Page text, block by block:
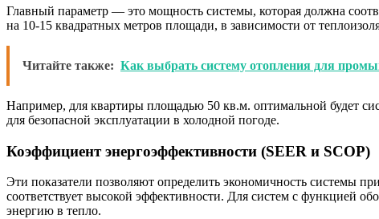
Главный параметр — это мощность системы, которая должна
на 10-15 квадратных метров площади, в зависимости от
Читайте также: Как выбрать систему отопления для
Например, для квартиры площадью 50 кв.м. оптимальной будет
для безопасной эксплуатации в холодной погоде.
Коэффициент энергоэффективности (SEER и SCOP)
Эти показатели позволяют определить экономичность системы
соответствует высокой эффективности. Для систем с функцией
энергию в тепло.